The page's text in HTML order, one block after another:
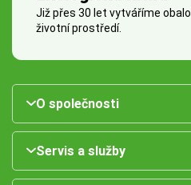
Již přes 30 let vytváříme
životní prostředí.
O společnosti
Servis a služby